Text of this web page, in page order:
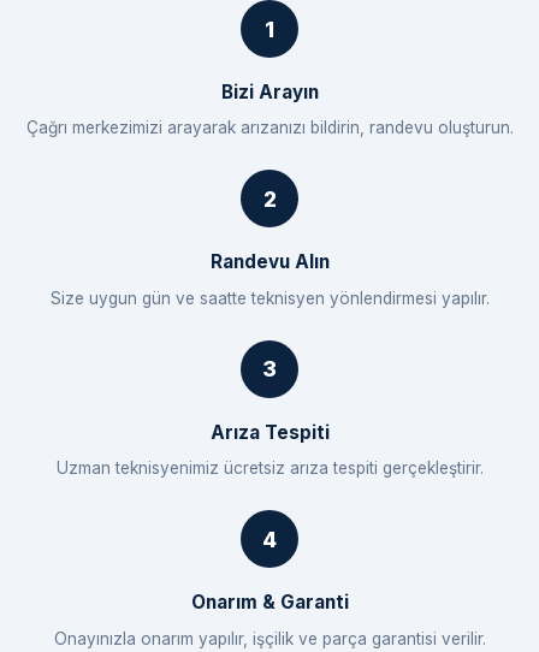
Bizi Arayın
Çağrı merkezimizi arayarak arızanızı bildirin, randevu oluşturun.
Randevu Alın
Size uygun gün ve saatte teknisyen yönlendirmesi yapılır.
Arıza Tespiti
Uzman teknisyenimiz ücretsiz arıza tespiti gerçekleştirir.
Onarım & Garanti
Onayınızla onarım yapılır, işçilik ve parça garantisi verilir.